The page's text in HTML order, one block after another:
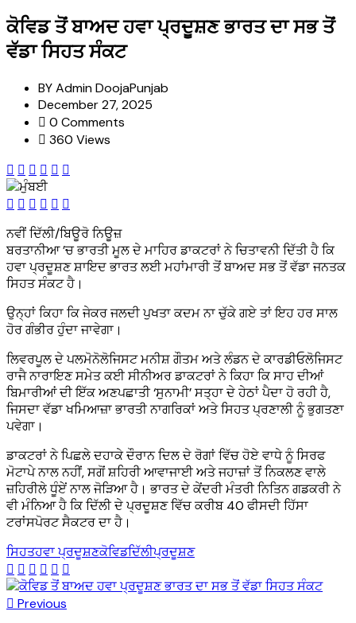
ਕੋਵਿਡ ਤੋਂ ਬਾਅਦ ਹਵਾ ਪ੍ਰਦੂਸ਼ਣ ਭਾਰਤ ਦਾ ਸਭ ਤੋਂ
ਵੱਡਾ ਸਿਹਤ ਸੰਕਟ
BYAdmin DoojaPunjab
December 27, 2025
0 Comments
360 Views
ਨਵੀਂ ਦਿੱਲੀ/ਬਿਊਰੋ ਨਿਊਜ਼
ਬਰਤਾਨੀਆ ’ਚ ਭਾਰਤੀ ਮੂਲ ਦੇ ਮਾਹਿਰ ਡਾਕਟਰਾਂ ਨੇ ਚਿਤਾਵਨੀ ਦਿੱਤੀ ਹੈ ਕਿ
ਹਵਾ ਪ੍ਰਦੂਸ਼ਣ ਸ਼ਾਇਦ ਭਾਰਤ ਲਈ ਮਹਾਂਮਾਰੀ ਤੋਂ ਬਾਅਦ ਸਭ ਤੋਂ ਵੱਡਾ ਜਨਤਕ
ਸਿਹਤ ਸੰਕਟ ਹੈ।
ਉਨ੍ਹਾਂ ਕਿਹਾ ਕਿ ਜੇਕਰ ਜਲਦੀ ਪੁਖਤਾ ਕਦਮ ਨਾ ਚੁੱਕੇ ਗਏ ਤਾਂ ਇਹ ਹਰ ਸਾਲ
ਹੋਰ ਗੰਭੀਰ ਹੁੰਦਾ ਜਾਵੇਗਾ।
ਲਿਵਰਪੂਲ ਦੇ ਪਲਮੋਨੋਲੋਜਿਸਟ ਮਨੀਸ਼ ਗੌਤਮ ਅਤੇ ਲੰਡਨ ਦੇ ਕਾਰਡੀਓਲੋਜਿਸਟ
ਰਾਜੈ ਨਾਰਾਇਣ ਸਮੇਤ ਕਈ ਸੀਨੀਅਰ ਡਾਕਟਰਾਂ ਨੇ ਕਿਹਾ ਕਿ ਸਾਹ ਦੀਆਂ
ਬਿਮਾਰੀਆਂ ਦੀ ਇੱਕ ਅਣਪਛਾਤੀ ‘ਸੁਨਾਮੀ’ ਸਤ੍ਹਾ ਦੇ ਹੇਠਾਂ ਪੈਦਾ ਹੋ ਰਹੀ ਹੈ,
ਜਿਸਦਾ ਵੱਡਾ ਖਮਿਆਜ਼ਾ ਭਾਰਤੀ ਨਾਗਰਿਕਾਂ ਅਤੇ ਸਿਹਤ ਪ੍ਰਣਾਲੀ ਨੂੰ ਭੁਗਤਣਾ
ਪਵੇਗਾ।
ਡਾਕਟਰਾਂ ਨੇ ਪਿਛਲੇ ਦਹਾਕੇ ਦੌਰਾਨ ਦਿਲ ਦੇ ਰੋਗਾਂ ਵਿੱਚ ਹੋਏ ਵਾਧੇ ਨੂੰ ਸਿਰਫ
ਮੋਟਾਪੇ ਨਾਲ ਨਹੀਂ, ਸਗੋਂ ਸ਼ਹਿਰੀ ਆਵਾਜਾਈ ਅਤੇ ਜਹਾਜ਼ਾਂ ਤੋਂ ਨਿਕਲਣ ਵਾਲੇ
ਜ਼ਹਿਰੀਲੇ ਧੂੰਏਂ ਨਾਲ ਜੋੜਿਆ ਹੈ। ਭਾਰਤ ਦੇ ਕੇਂਦਰੀ ਮੰਤਰੀ ਨਿਤਿਨ ਗਡਕਰੀ ਨੇ
ਵੀ ਮੰਨਿਆ ਹੈ ਕਿ ਦਿੱਲੀ ਦੇ ਪ੍ਰਦੂਸ਼ਣ ਵਿੱਚ ਕਰੀਬ 40 ਫੀਸਦੀ ਹਿੱਸਾ
ਟਰਾਂਸਪੋਰਟ ਸੈਕਟਰ ਦਾ ਹੈ।
ਸਿਹਤਹਵਾ ਪ੍ਰਦੂਸ਼ਣਕੋਵਿਡਦਿੱਲੀਪ੍ਰਦੂਸ਼ਣ
Previous